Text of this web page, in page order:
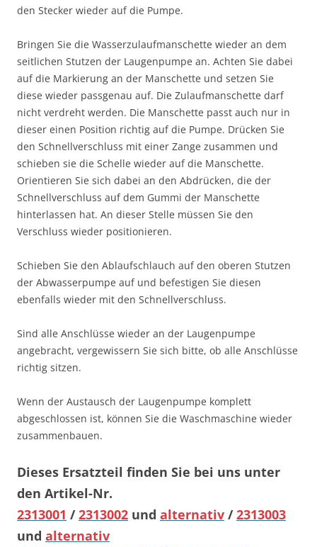
den Stecker wieder auf die Pumpe.
Bringen Sie die Wasserzulaufmanschette wieder an dem
seitlichen Stutzen der Laugenpumpe an. Achten Sie dabei
auf die Markierung an der Manschette und setzen Sie
diese wieder passgenau auf. Die Zulaufmanschette darf
nicht verdreht werden. Die Manschette passt auch nur in
dieser einen Position richtig auf die Pumpe. Drücken Sie
den Schnellverschluss mit einer Zange zusammen und
schieben sie die Schelle wieder auf die Manschette.
Orientieren Sie sich dabei an den Abdrücken, die der
Schnellverschluss auf dem Gummi der Manschette
hinterlassen hat. An dieser Stelle müssen Sie den
Verschluss wieder positionieren.
Schieben Sie den Ablaufschlauch auf den oberen Stutzen
der Abwasserpumpe auf und befestigen Sie diesen
ebenfalls wieder mit den Schnellverschluss.
Sind alle Anschlüsse wieder an der Laugenpumpe
angebracht, vergewissern Sie sich bitte, ob alle Anschlüsse
richtig sitzen.
Wenn der Austausch der Laugenpumpe komplett
abgeschlossen ist, können Sie die Waschmaschine wieder
zusammenbauen.
Dieses Ersatzteil finden Sie bei uns unter
den Artikel-Nr.
2313001 /2313002 und alternativ /2313003
und alternativ